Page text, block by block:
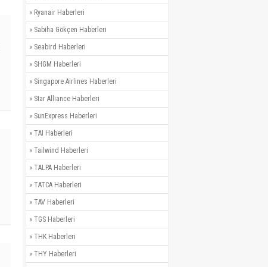
» Ryanair Haberleri
» Sabiha Gökçen Haberleri
» Seabird Haberleri
» SHGM Haberleri
» Singapore Airlines Haberleri
» Star Alliance Haberleri
» SunExpress Haberleri
» TAI Haberleri
» Tailwind Haberleri
» TALPA Haberleri
» TATCA Haberleri
» TAV Haberleri
» TGS Haberleri
» THK Haberleri
» THY Haberleri